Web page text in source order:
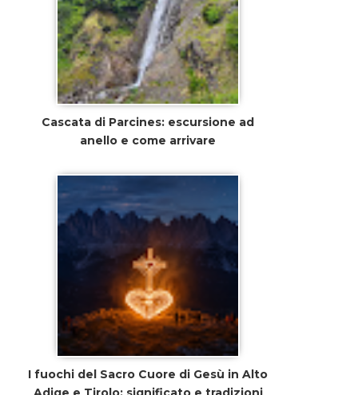
Cascata di Parcines: escursione ad
anello e come arrivare
I fuochi del Sacro Cuore di Gesù in Alto